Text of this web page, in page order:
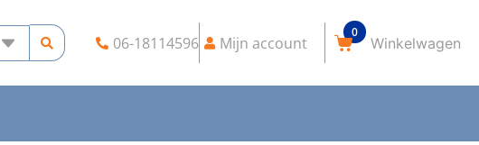
06-18114596 Mijn account
0